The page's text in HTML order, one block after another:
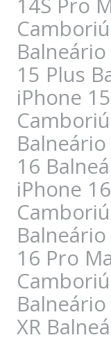
14S Pro
Camboriú
15 Plus
iPhone
Camboriú
16
iPhone
Camboriú
16 Pro
Camboriú
XR